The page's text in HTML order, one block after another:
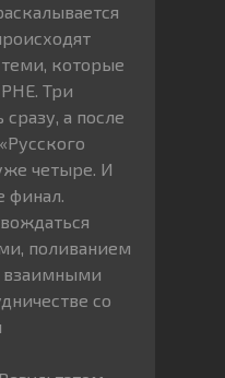
которые
Три
а после
четыре. И
финал.
поливанием
взаимными
со